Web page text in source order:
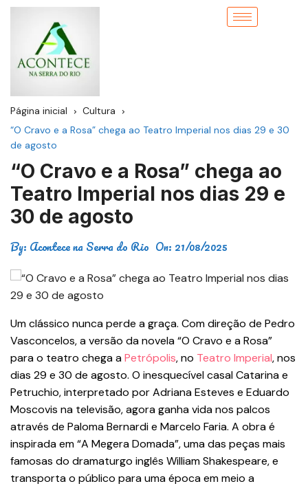
Página inicial
Cultura
“O Cravo e a Rosa” chega ao Teatro Imperial nos dias 29 e 30
de agosto
“O Cravo e a Rosa” chega ao
Teatro Imperial nos dias 29 e
30 de agosto
By: Acontece na Serra do Rio On: 21/08/2025
Um clássico nunca perde a graça. Com direção de Pedro
Vasconcelos, a versão da novela “O Cravo e a Rosa”
para o teatro chega aPetrópolis, no Teatro Imperial, nos
dias 29 e 30 de agosto. O inesquecível casal Catarina e
Petruchio, interpretado por Adriana Esteves e Eduardo
Moscovis na televisão, agora ganha vida nos palcos
através de Paloma Bernardi e Marcelo Faria. A obra é
inspirada em “A Megera Domada”, uma das peças mais
famosas do dramaturgo inglês William Shakespeare, e
transporta o público para uma época em meio a